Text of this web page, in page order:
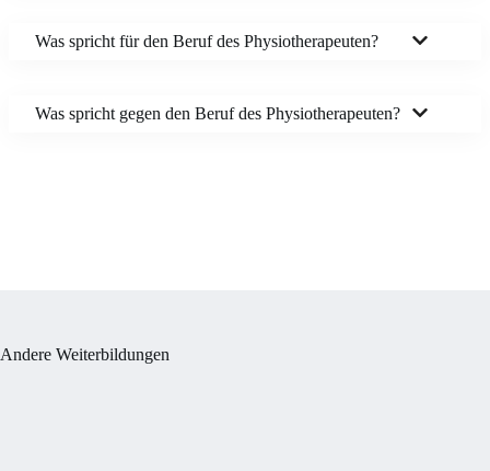
Was spricht für den Beruf des Physiotherapeuten?
Was spricht gegen den Beruf des Physiotherapeuten?
Andere Weiterbildungen